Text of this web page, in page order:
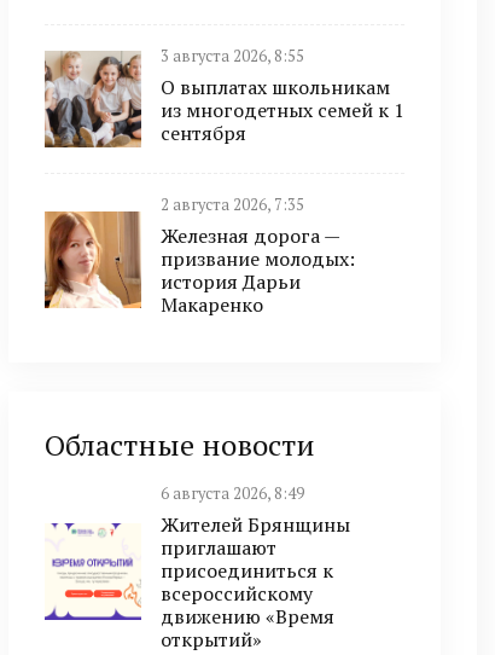
3 августа 2026, 8:55
О выплатах школьникам
из многодетных семей к 1
сентября
2 августа 2026, 7:35
Железная дорога —
призвание молодых:
история Дарьи
Макаренко
Областные новости
6 августа 2026, 8:49
Жителей Брянщины
приглашают
присоединиться к
всероссийскому
движению «Время
открытий»